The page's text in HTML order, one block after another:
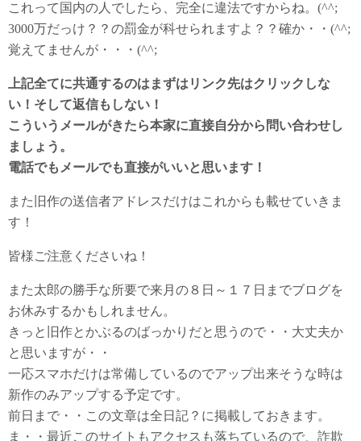
これって国内の人でしたら、完全に違法ですからね。(^^;
3000万だっけ？？の罰金が科せられますよ？？確か・・(^^;
覚えてませんが・・・(^^;
上記全てに共通するのはまずはリンク先はクリックしな
い！そして返信もしない！
こういうメールがきたら本家に直接自分から問い合わせし
ましょう。
電話でもメールでも直接がいいと思います！
また旧作の送信者アドレスだけはこれからも載せていきま
す！
皆様ご注意くださいね！
また太郎の勝手な所要で来月の８日～１７日までブログを
お休みするかもしれません。
きっと旧作とかぶるのばっかりだと思うので・・大丈夫か
と思いますが・・
一応スマホだけは常備しているのでアップ出来そうな時は
新作のみアップする予定です。
前日まで・・この文章は全日記？に掲載しておきます。
ま・・最近このサイトもアクセスも落ちているので、詐欺